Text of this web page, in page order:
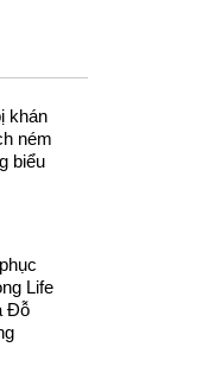
khán
ném
biểu
Life
Đỗ